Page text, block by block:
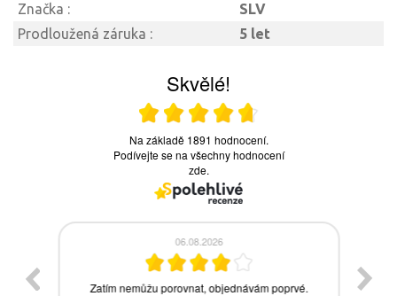
Značka :
SLV
Prodloužená záruka :
5 let